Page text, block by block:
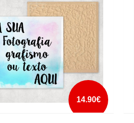
mais info
add à lista
14.90€